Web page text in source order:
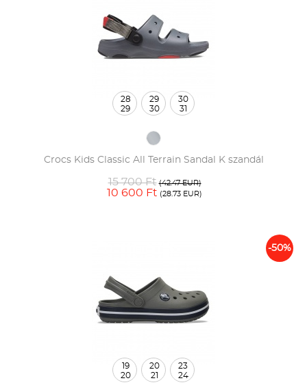
Crocs Kids Classic All Terrain Sandal K szandál
15 700 Ft (42.47 EUR)
10 600 Ft (28.73 EUR)
28
29
29
30
30
31
-50%
19
20
20
21
23
24